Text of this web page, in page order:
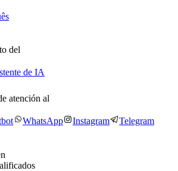
del
de IA
atención al
WhatsApp Instagram Telegram